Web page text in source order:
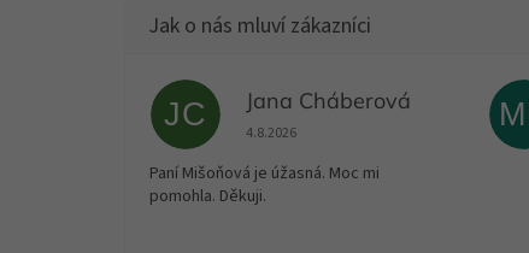
JC Jana Cháberová
Hodnocení obchodu je 5 z 5 hvězdiček.
4.8.2026
Paní Mišoňová je úžasná. Moc mi
pomohla. Děkuji.